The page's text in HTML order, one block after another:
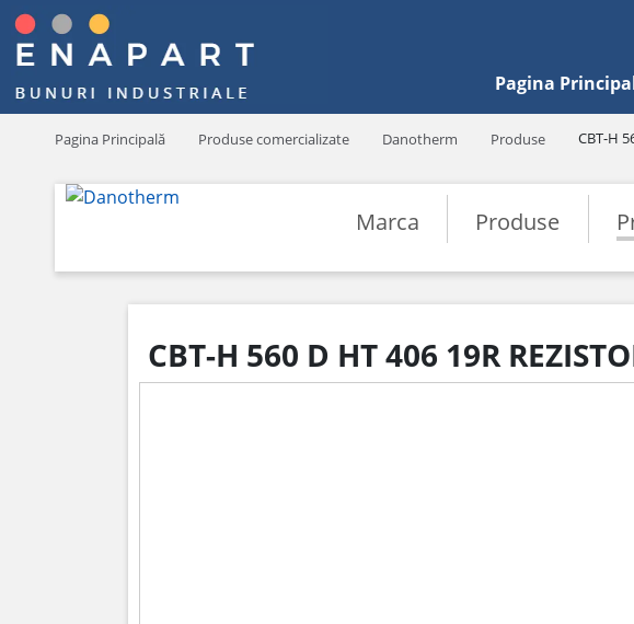
Pagina
Pagina Principală Produse comercializate Danotherm Produse CBT-H
Marca Produse
CBT-H 560 D HT 406 19R